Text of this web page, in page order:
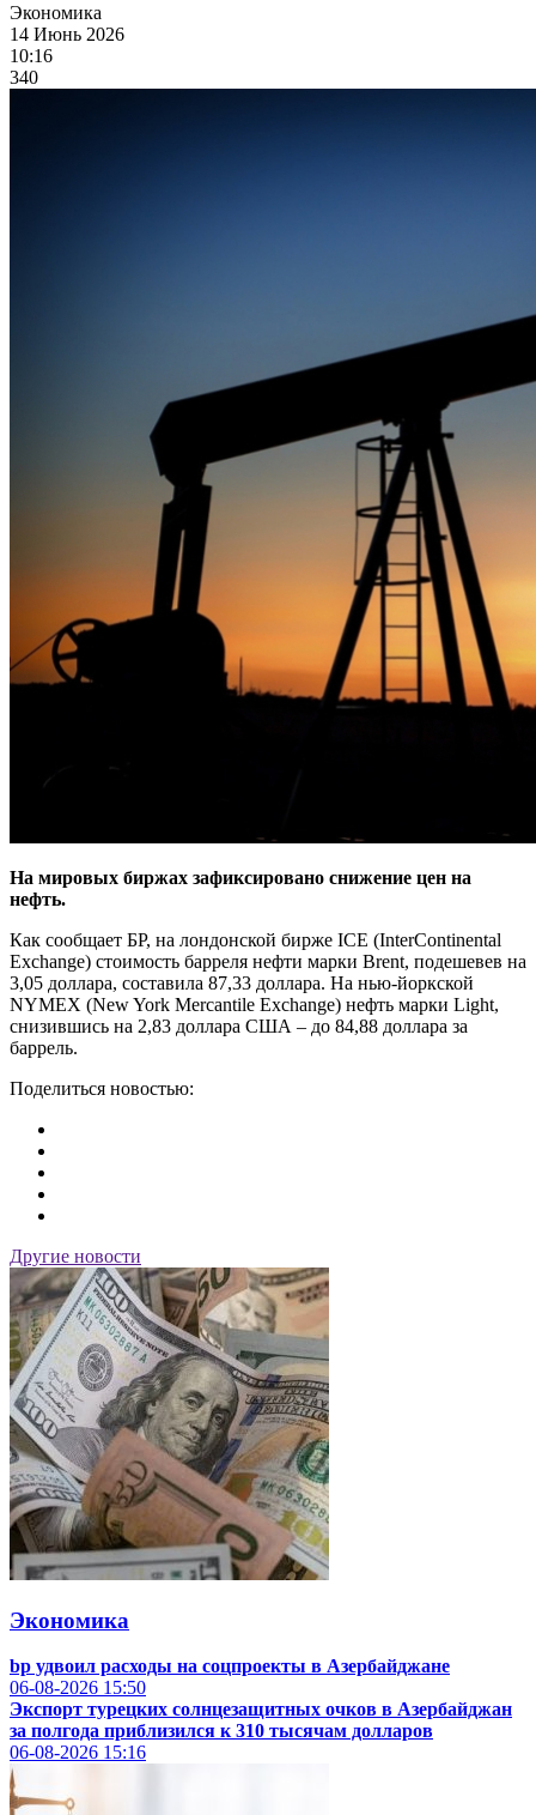
Экономика
14 Июнь 2026
10:16
340
На мировых биржах зафиксировано снижение цен на
нефть.
Как сообщает БР, на лондонской бирже ICE (InterContinental
Exchange) стоимость барреля нефти марки Brent, подешевев на
3,05 доллара, составила 87,33 доллара. На нью-йоркской
NYMEX (New York Mercantile Exchange) нефть марки Light,
снизившись на 2,83 доллара США – до 84,88 доллара за
баррель.
Поделиться новостью:
Другие новости
Экономика
bp удвоил расходы на соцпроекты в Азербайджане
06-08-2026 15:50
Экспорт турецких солнцезащитных очков в Азербайджан
за полгода приблизился к 310 тысячам долларов
06-08-2026 15:16